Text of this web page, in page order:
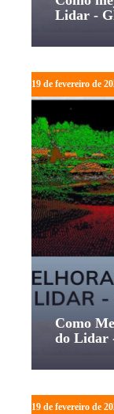
Lidar -
19 de fevereiro de
Como
do Lidar
19 de fevereiro de